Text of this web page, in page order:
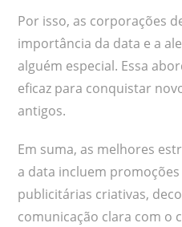
Por isso, as corporações
importância da data e a
alguém especial. Essa
eficaz para conquistar
antigos.
Em suma, as melhores
a data incluem
publicitárias criativas,
comunicação clara com o